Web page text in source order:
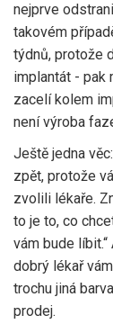
nejprve
takovém
týdnů, protože
implantát - pak
zacelí kolem
není výroba
Ještě jedna
zpět, protože
zvolili lékaře.
to je to, co
vám bude
dobrý lékař
trochu jiná
prodej.